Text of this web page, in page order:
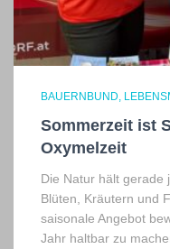
BAUERNBUND
Sommerzeit ist
Oxymelzeit
Die Natur hält gerade
Blüten, Kräutern und
saisonale Angebot
Jahr haltbar zu